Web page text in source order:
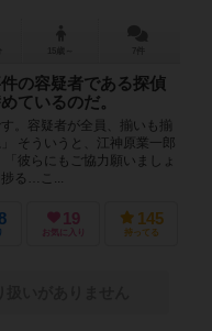
の容疑者である探偵
ているのだ。
。容疑者が全員、揃いも揃
そういうと、江神原業一郎
彼らにもご協力願いましょ
捗る…こ...
19
お気に入り
145
持ってる